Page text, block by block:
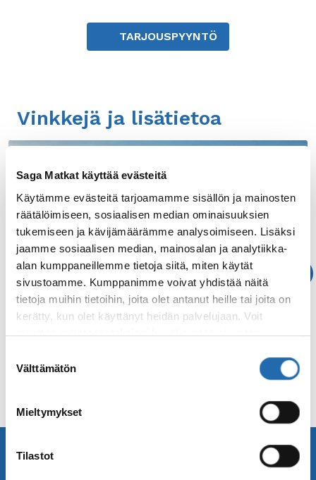
Saga Matkat käyttää evästeitä
Käytämme evästeitä tarjoamamme sisällön ja mainosten
räätälöimiseen, sosiaalisen median ominaisuuksien
tukemiseen ja kävijämäärämme analysoimiseen. Lisäksi
jaamme sosiaalisen median, mainosalan ja analytiikka-
alan kumppaneillemme tietoja siitä, miten käytät
sivustoamme. Kumppanimme voivat yhdistää näitä
tietoja muihin tietoihin, joita olet antanut heille tai joita on
kerätty, kun olet käyttänyt heidän palvelujaan. Voit
muuttaa evästeasetuksiesi hyväksyntää sivuston
valinta
Välttämätön
Mieltymykset
Tilastot
TARJOUSPYYNTÖ
Vinkkejä ja lisätietoa
Reykjavik-opas
Tutustu Reykjavikiin matkailukohteena.
Reykjavik-oppaaseen on kerätty tietoa
Reykjavikin nähtävyyksistä sekä aktiviteeteista.
Lue lisää
Minne matkustat seuraavaksi? Löydä meiltä